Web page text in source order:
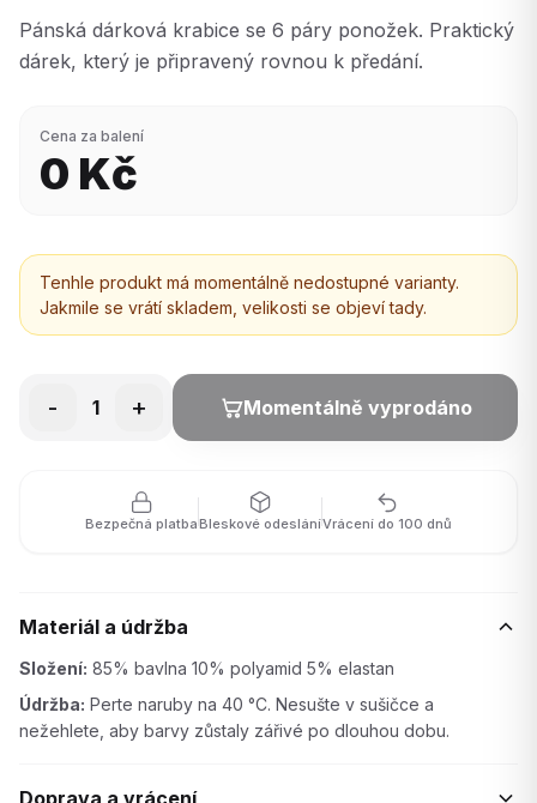
Pánská dárková krabice se 6 páry ponožek. Praktický
dárek, který je připravený rovnou k předání.
Cena za balení
0 Kč
Tenhle produkt má momentálně nedostupné varianty.
Jakmile se vrátí skladem, velikosti se objeví tady.
- 1 + Momentálně vyprodáno
Bezpečná platbaBleskové odesláníVrácení do 100 dnů
Materiál a údržba
Složení: 85% bavlna 10% polyamid 5% elastan
Údržba: Perte naruby na 40 °C. Nesušte v sušičce a
nežehlete, aby barvy zůstaly zářivé po dlouhou dobu.
Doprava a vrácení